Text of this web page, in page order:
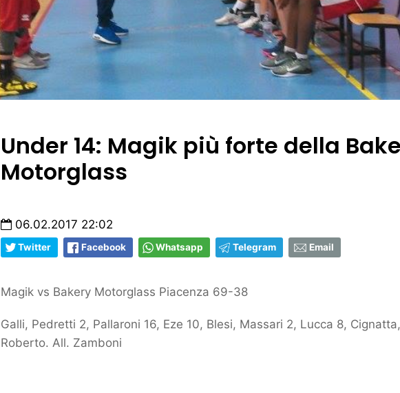
Under 14: Magik più forte della
Motorglass
06.02.2017 22:02
Twitter Facebook Whatsapp Telegram Email
Magik vs Bakery Motorglass Piacenza 69-38
Galli, Pedretti 2, Pallaroni 16, Eze 10, Blesi, Massari 2, Lucca 8,
Roberto. All. Zamboni